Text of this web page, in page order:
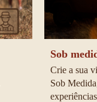
Sob
Crie a sua
Sob